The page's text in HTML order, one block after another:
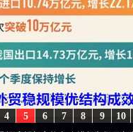
10
9
8
7
6
5
4